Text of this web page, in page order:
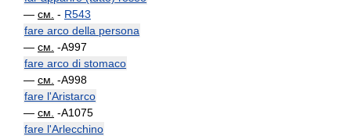
— см. - R543
fare arco della persona
— см. -A997
fare arco di stomaco
— см. -A998
fare l'Aristarco
— см. -A1075
fare l'Arlecchino